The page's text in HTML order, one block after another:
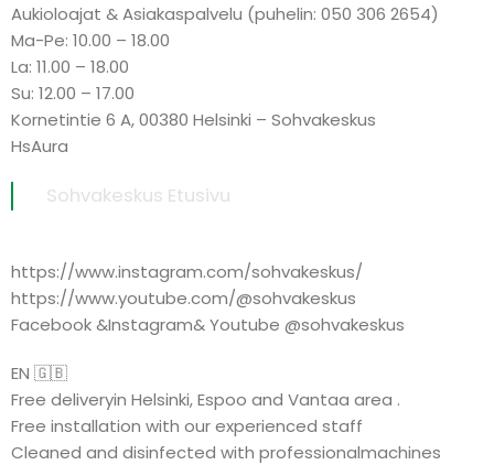
Aukioloajat & Asiakaspalvelu (puhelin: 050 306 2654)
Ma-Pe: 10.00 – 18.00
La: 11.00 – 18.00
Su: 12.00 – 17.00
Kornetintie 6 A, 00380 Helsinki – Sohvakeskus
HsAura
Sohvakeskus Etusivu
https://www.instagram.com/sohvakeskus/
https://www.youtube.com/@sohvakeskus
Facebook &Instagram& Youtube @sohvakeskus
EN 🇬🇧
Free deliveryin Helsinki, Espoo and Vantaa area .
Free installation with our experienced staff
Cleaned and disinfected with professionalmachines